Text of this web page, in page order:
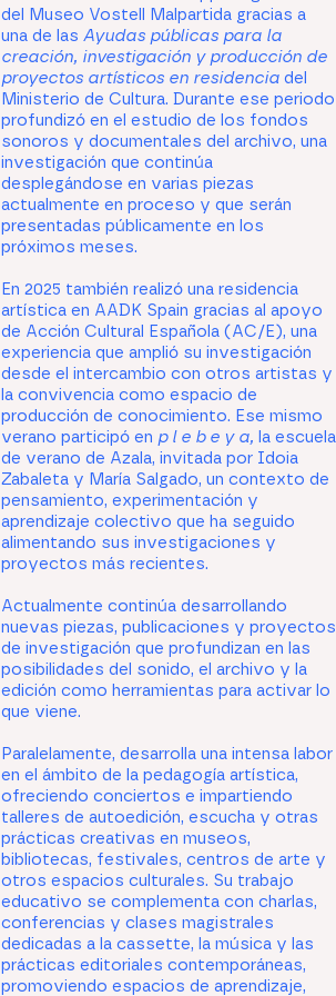
del Museo Vostell Malpartida gracias a
una de las Ayudas públicas para la
creación, investigación y producción de
proyectos artísticos en residencia del
Ministerio de Cultura. Durante ese periodo
profundizó en el estudio de los fondos
sonoros y documentales del archivo, una
investigación que continúa
desplegándose en varias piezas
actualmente en proceso y que serán
presentadas públicamente en los
próximos meses.
En 2025 también realizó una residencia
artística en AADK Spain gracias al apoyo
de Acción Cultural Española (AC/E), una
experiencia que amplió su investigación
desde el intercambio con otros artistas y
la convivencia como espacio de
producción de conocimiento. Ese mismo
verano participó en p l e b e y a, la escuela
de verano de Azala, invitada por Idoia
Zabaleta y María Salgado, un contexto de
pensamiento, experimentación y
aprendizaje colectivo que ha seguido
alimentando sus investigaciones y
proyectos más recientes.
Actualmente continúa desarrollando
nuevas piezas, publicaciones y proyectos
de investigación que profundizan en las
posibilidades del sonido, el archivo y la
edición como herramientas para activar lo
que viene.
Paralelamente, desarrolla una intensa labor
en el ámbito de la pedagogía artística,
ofreciendo conciertos e impartiendo
talleres de autoedición, escucha y otras
prácticas creativas en museos,
bibliotecas, festivales, centros de arte y
otros espacios culturales. Su trabajo
educativo se complementa con charlas,
conferencias y clases magistrales
dedicadas a la cassette, la música y las
prácticas editoriales contemporáneas,
promoviendo espacios de aprendizaje,